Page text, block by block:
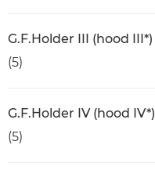
G.F.Holder III (hood III*)
(5)
G.F.Holder IV (hood IV*)
(5)